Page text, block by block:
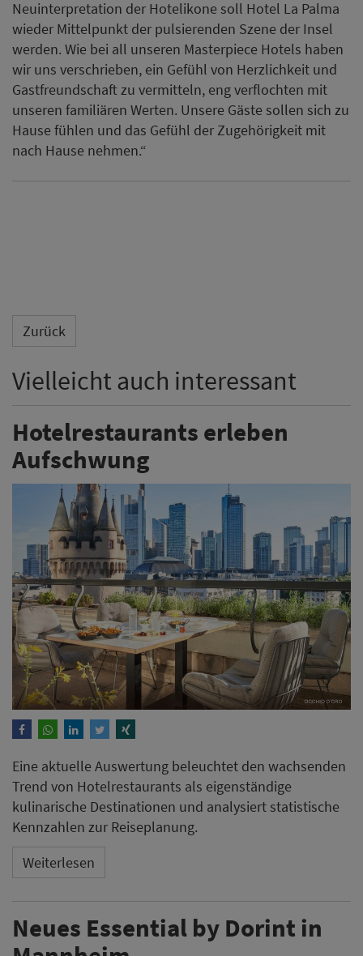
Neuinterpretation der Hotelikone soll Hotel La Palma
wieder Mittelpunkt der pulsierenden Szene der Insel
werden. Wie bei all unseren Masterpiece Hotels haben
wir uns verschrieben, ein Gefühl von Herzlichkeit und
Gastfreundschaft zu vermitteln, eng verflochten mit
unseren familiären Werten. Unsere Gäste sollen sich zu
Hause fühlen und das Gefühl der Zugehörigkeit mit
nach Hause nehmen.“
Zurück
Vielleicht auch interessant
Hotelrestaurants erleben
Aufschwung
Eine aktuelle Auswertung beleuchtet den wachsenden
Trend von Hotelrestaurants als eigenständige
kulinarische Destinationen und analysiert statistische
Kennzahlen zur Reiseplanung.
Weiterlesen
Neues Essential by Dorint in